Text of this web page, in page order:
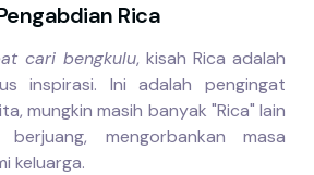
Rica
cari bengkulu, kisah Rica adalah
inspirasi. Ini adalah pengingat
mungkin masih banyak "Rica" lain
mengorbankan masa
keluarga.